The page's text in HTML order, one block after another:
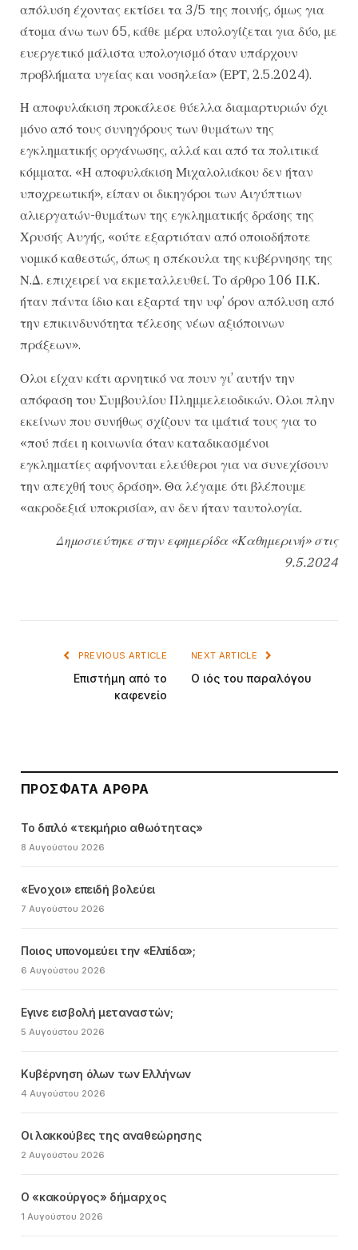
απόλυση έχοντας εκτίσει τα 3/5 της ποινής, όμως για
άτομα άνω των 65, κάθε μέρα υπολογίζεται για δύο, με
ευεργετικό μάλιστα υπολογισμό όταν υπάρχουν
προβλήματα υγείας και νοσηλεία» (ΕΡΤ, 2.5.2024).
Η αποφυλάκιση προκάλεσε θύελλα διαμαρτυριών όχι
μόνο από τους συνηγόρους των θυμάτων της
εγκληματικής οργάνωσης, αλλά και από τα πολιτικά
κόμματα. «Η αποφυλάκιση Μιχαλολιάκου δεν ήταν
υποχρεωτική», είπαν οι δικηγόροι των Αιγύπτιων
αλιεργατών-θυμάτων της εγκληματικής δράσης της
Χρυσής Αυγής, «ούτε εξαρτιόταν από οποιοδήποτε
νομικό καθεστώς, όπως η σπέκουλα της κυβέρνησης της
Ν.Δ. επιχειρεί να εκμεταλλευθεί. Το άρθρο 106 Π.Κ.
ήταν πάντα ίδιο και εξαρτά την υφ’ όρον απόλυση από
την επικινδυνότητα τέλεσης νέων αξιόποινων
πράξεων».
Ολοι είχαν κάτι αρνητικό να πουν γι’ αυτήν την
απόφαση του Συμβουλίου Πλημμελειοδικών. Ολοι πλην
εκείνων που συνήθως σχίζουν τα ιμάτιά τους για το
«πού πάει η κοινωνία όταν καταδικασμένοι
εγκληματίες αφήνονται ελεύθεροι για να συνεχίσουν
την απεχθή τους δράση». Θα λέγαμε ότι βλέπουμε
«ακροδεξιά υποκρισία», αν δεν ήταν ταυτολογία.
Δημοσιεύτηκε στην εφημερίδα «Καθημερινή» στις
9.5.2024
PREVIOUS ARTICLE
Επιστήμη από το
καφενείο
NEXT ARTICLE
Ο ιός του παραλόγου
ΠΡΌΣΦΑΤΑ ΆΡΘΡΑ
Το διπλό «τεκμήριο αθωότητας»
8 Αυγούστου 2026
«Ενοχοι» επειδή βολεύει
7 Αυγούστου 2026
Ποιος υπονομεύει την «Ελπίδα»;
6 Αυγούστου 2026
Εγινε εισβολή μεταναστών;
5 Αυγούστου 2026
Κυβέρνηση όλων των Ελλήνων
4 Αυγούστου 2026
Οι λακκούβες της αναθεώρησης
2 Αυγούστου 2026
Ο «κακούργος» δήμαρχος
1 Αυγούστου 2026